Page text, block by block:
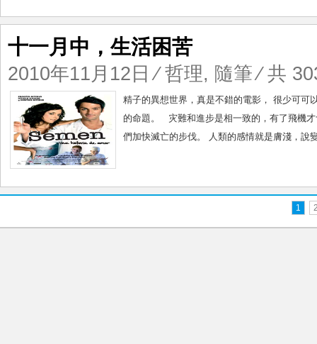
十一月中，生活困苦
2010年11月12日 ⁄哲理, 隨筆⁄ 共
精子的異想世界，真是不錯的電影， 很少可可
的命題。 灾難和進步是相一致的，有了飛機
們加快滅亡的步伐。 人類的感情就是膚淺，說
1